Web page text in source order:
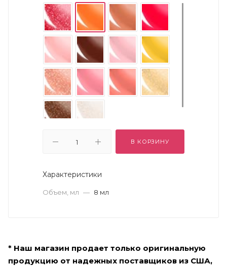
В КОРЗИНУ
Характеристики
Объем, мл — 8 мл
* Наш магазин продает только оригинальную
продукцию от надежных поставщиков из США,